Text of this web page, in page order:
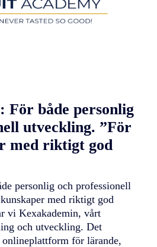
För både personlig
utveckling. ”För
med riktigt god
personlig och professionell
med riktigt god
vi Kexakademin, vårt
och utveckling. Det
för lärande,